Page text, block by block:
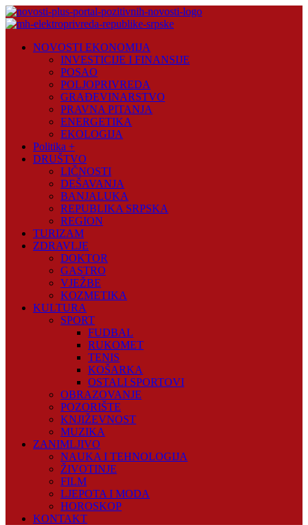
Skip
to
Plus
NOVOSTI EKONOMIJA
INVESTICIJE I FINANSIJE
POSAO
POLJOPRIVREDA
GRAĐEVINARSTVO
PRAVNA PITANJA
ENERGETIKA
EKOLOGIJA
Politika +
DRUŠTVO
LIČNOSTI
DEŠAVANJA
BANJALUKA
REPUBLIKA SRPSKA
REGION
TURIZAM
ZDRAVLJE
DOKTOR
GASTRO
VJEŽBE
KOZMETIKA
KULTURA
SPORT
FUDBAL
RUKOMET
TENIS
KOŠARKA
OSTALI SPORTOVI
OBRAZOVANJE
POZORIŠTE
KNJIŽEVNOST
MUZIKA
ZANIMLJIVO
NAUKA I TEHNOLOGIJA
ŽIVOTINJE
FILM
LJEPOTA I MODA
HOROSKOP
KONTAKT